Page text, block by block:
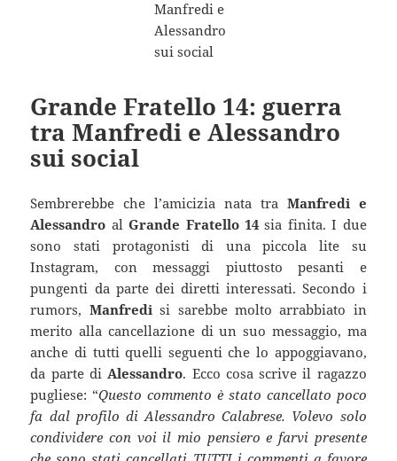
Grande Fratello 14: guerra
tra Manfredi e Alessandro
sui social
Sembrerebbe che l’amicizia nata tra Manfredi e
Alessandro alGrande Fratello 14 sia finita. I due
sono stati protagonisti di una piccola lite su
Instagram, con messaggi piuttosto pesanti e
pungenti da parte dei diretti interessati. Secondo i
rumors, Manfredi si sarebbe molto arrabbiato in
merito alla cancellazione di un suo messaggio, ma
anche di tutti quelli seguenti che lo appoggiavano,
da parte di Alessandro. Ecco cosa scrive il ragazzo
pugliese: “Questo commento è stato cancellato poco
fa dal profilo di Alessandro Calabrese. Volevo solo
condividere con voi il mio pensiero e farvi presente